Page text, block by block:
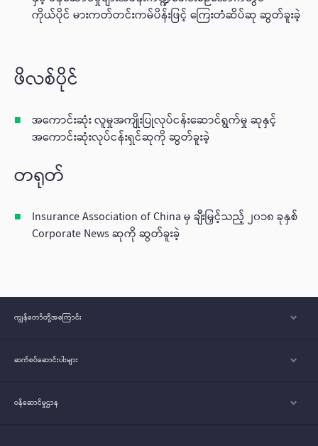
ကိုယ်ပိုင် မားကတ်တင်းကမ်ပိန်းဖြင့် ကြေးတံဆိပ်ဆု ဆွတ်ခူးခဲ့
ဖိလစ်ပိုင်
အကောင်းဆုံး လူမှုအကျိုးပြုလုပ်ငန်းဆောင်ရွက်မှု ဆုနှင့်
အကောင်းဆုံးလုပ်ငန်းရှင်ဆုကို ဆွတ်ခူးခဲ့
တရုတ်
Insurance Association of China မှ ချီးမြှင့်သည့် ၂၀၁၈ ခုနှစ်
Corporate News ဆုကို ဆွတ်ခူးခဲ့
ကျွန်တော်တို့အ‌ကြောင်း
ဆက်စပ်ဆောင်းပါးများ
ဝန်ဆောင်မှုဌာန